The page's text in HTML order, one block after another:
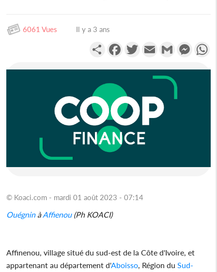
6061 Vues Il y a 3 ans
PartagerFacebookTwitterEmail Gmail
© Koaci.com - mardi 01 août 2023 - 07:14
OuégninàAffienou(Ph KOACI)
Affinenou, village situé du sud-est de la Côte d'Ivoire, et
appartenant au département d'Aboisso , Région du Sud-